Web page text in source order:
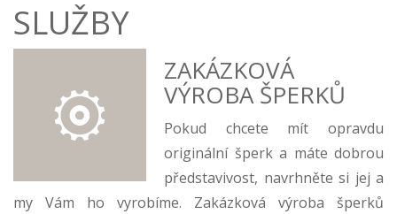
SLUŽBY
ZAKÁZKOVÁ
VÝROBA ŠPERKŮ
Pokud chcete mít opravdu
originální šperk a máte dobrou
představivost, navrhněte si jej a
my Vám ho vyrobíme. Zakázková výroba šperků